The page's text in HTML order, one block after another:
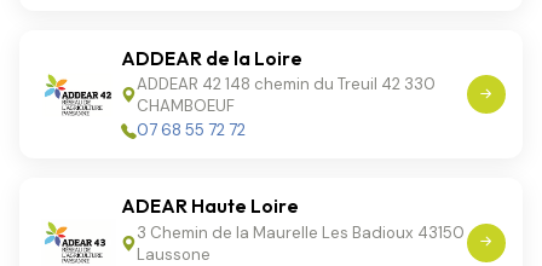
ADDEAR de la Loire
ADDEAR 42 148 chemin du Treuil 42 330
CHAMBOEUF
07 68 55 72 72
ADEAR Haute Loire
3 Chemin de la Maurelle Les Badioux 43150
Laussone